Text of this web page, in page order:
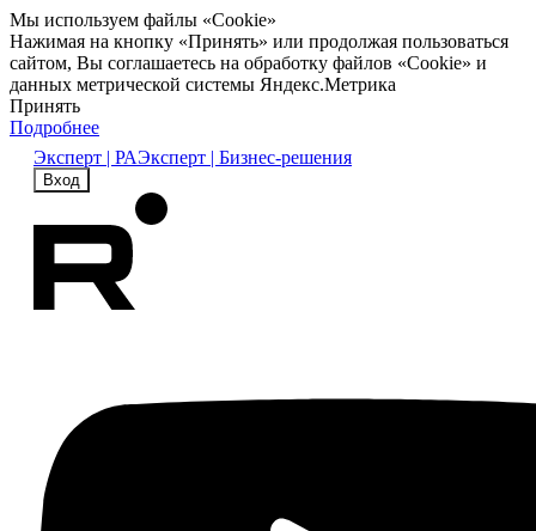
Мы используем файлы «Cookie»
Нажимая на кнопку «Принять» или продолжая пользоваться
сайтом, Вы соглашаетесь на обработку файлов «Cookie» и
данных метрической системы Яндекс.Метрика
Принять
Подробнее
Эксперт | РАЭксперт | Бизнес-решения
Вход